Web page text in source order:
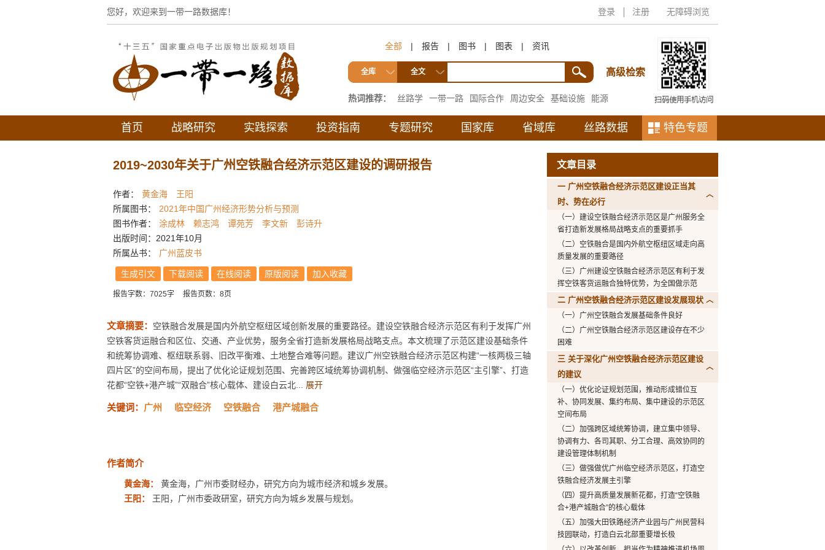
登录 注册 无障碍浏览
您好，欢迎来到一带一路数据库！
全部 | 报告 | 图书 | 图表 | 资讯
全库 全文 高级检索
热词推荐： 丝路学 一带一路 国际合作 周边安全 基础设施
能源
互联互通
首页 战略研究 实践探索 投资指南 专题研究 国家库 省域库 丝路数据 特色专题
2019~2030年关于广州空铁融合经济示范区建设的调研报告
作者： 黄金海
王阳
所属图书：
2021年中国广州经济形势分析与预测
图书作者：
涂成林 赖志鸿 谭苑芳 李文新
彭诗升
出版时间：2021年10月
所属丛书：
广州蓝皮书
生成引文 下载阅读 在线阅读 原版阅读 加入收藏
报告字数：7025字 报告页数：8页
文章摘要： 空铁融合发展是国内外航空枢纽区域创新发展的重要路径。建设空铁融合经济示范区有利于发挥广州
空铁客货运融合和区位、交通、产业优势，服务全省打造新发展格局战略支点。本文梳理了示范区建设基础条件
和统筹协调难、枢纽联系弱、旧改平衡难、土地整合难等问题。建议广州空铁融合经济示范区构建“一核两极三轴
四片区”的空间布局，提出了优化论证规划范围、完善跨区域统筹协调机制、做强临空经济示范区“主引擎”、打造
花都“空铁+港产城”“双融合”核心载体、建设白云北... 展开
关键词： 广州 临空经济 空铁融合 港产城融合
作者简介
黄金海：
黄金海，广州市委财经办，研究方向为城市经济和城乡发展。
王阳：
王阳，广州市委政研室，研究方向为城乡发展与规划。
文章目录
一 广州空铁融合经济示范区建设正当其
时、势在必行
（一）建设空铁融合经济示范区是广州服务全
省打造新发展格局战略支点的重要抓手
（二）空铁融合是国内外航空枢纽区域走向高
质量发展的重要路径
（三）广州建设空铁融合经济示范区有利于发
挥空铁客货运融合独特优势，为全国做示范
二 广州空铁融合经济示范区建设发展现状
（一）广州空铁融合发展基础条件良好
（二）广州空铁融合经济示范区建设存在不少
困难
三 关于深化广州空铁融合经济示范区建设
的建议
（一）优化论证规划范围，推动形成错位互
补、协同发展、集约布局、集中建设的示范区
空间布局
（二）加强跨区域统筹协调，建立集中领导、
协调有力、各司其职、分工合理、高效协同的
建设管理体制机制
（三）做强做优广州临空经济示范区，打造空
铁融合经济发展主引擎
（四）提升高质量发展新花都，打造“空铁融
合+港产城融合”的核心载体
（五）加强大田铁路经济产业园与广州民营科
技园联动，打造白云北部重要增长极